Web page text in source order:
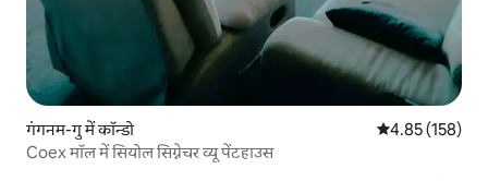
गंगनम-गु में कॉन्डो औसत रेटिंग 5 में से
4.85 (158)
Coex मॉल में सियोल सिग्नेचर व्यू पेंटहाउस